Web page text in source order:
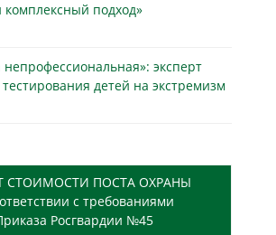
комплексный подход»
эксперт
детей на экстремизм
СТОИМОСТИ ПОСТА ОХРАНЫ
с требованиями
Росгвардии №45